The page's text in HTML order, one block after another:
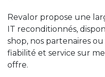
Revalor propose une
IT reconditionnés,
shop, nos partenaires
fiabilité et service sur
offre.